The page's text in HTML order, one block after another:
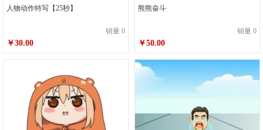
人物动作特写【25秒】
销量 0
￥30.00
熊熊奋斗
销量 0
￥50.00